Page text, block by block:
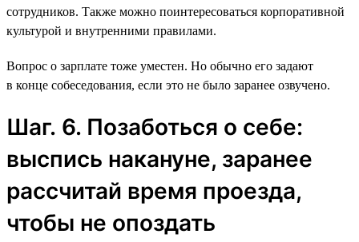
сотрудников. Также можно поинтересоваться корпоративной
культурой и внутренними правилами.
Вопрос о зарплате тоже уместен. Но обычно его задают
в конце собеседования, если это не было заранее озвучено.
Шаг. 6. Позаботься о себе:
выспись накануне, заранее
рассчитай время проезда,
чтобы не опоздать